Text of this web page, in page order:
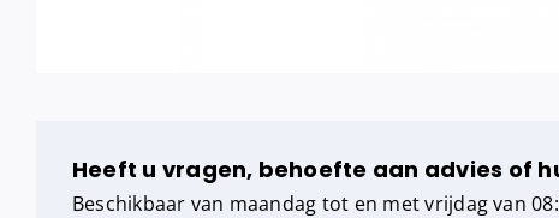
Heeft u vragen, behoefte aan advies of
Beschikbaar van maandag tot en met vrijdag van